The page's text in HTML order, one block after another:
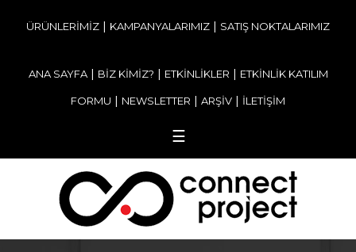
ÜRÜNLERİMİZ | KAMPANYALARIMIZ | SATIŞ NOKTALARIMIZ
ANA SAYFA| BİZ KİMİZ? | ETKİNLİKLER | ETKİNLİK KATILIM
FORMU | NEWSLETTER | ARŞİV | İLETİŞİM
☰